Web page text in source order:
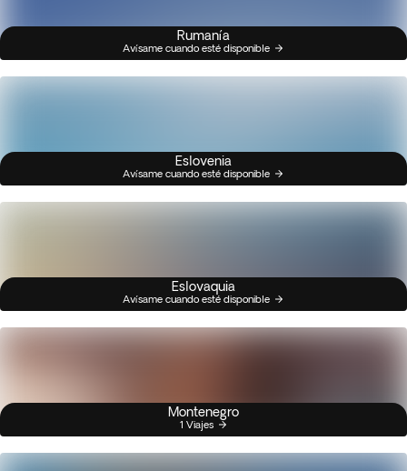
Rumanía
Avísame cuando esté disponible
Eslovenia
Avísame cuando esté disponible
Eslovaquia
Avísame cuando esté disponible
Montenegro
1 Viajes